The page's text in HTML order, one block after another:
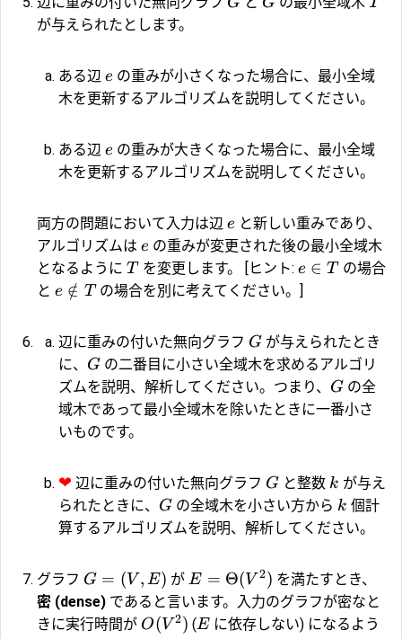
が与えられたとします。
ある辺 e の重みが小さくなった場合に、最小全域
木を更新するアルゴリズムを説明してください。
ある辺 e の重みが大きくなった場合に、最小全域
木を更新するアルゴリズムを説明してください。
両方の問題において入力は辺 e と新しい重みであり、
アルゴリズムは e の重みが変更された後の最小全域木
となるように T を変更します。 [ヒント: e ∈ T の場合
と e ∈
/ T の場合を別に考えてください。]
辺に重みの付いた無向グラフ G が与えられたとき
に、 G の二番目に小さい全域木を求めるアルゴリ
ズムを説明、解析してください。つまり、 G の全
域木であって最小全域木を除いたときに一番小さ
いものです。
❤ 辺に重みの付いた無向グラフ G と整数 k が与え
られたときに、 G の全域木を小さい方から k 個計
算するアルゴリズムを説明、解析してください。
グラフ G = (V , E) がE = Θ(V 2) を満たすとき、
密 (dense) であると言います。入力のグラフが密なと
きに実行時間が O(V 2) (Eに依存しない) になるよう